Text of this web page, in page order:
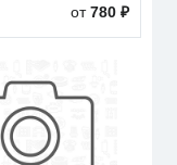
от780 ₽